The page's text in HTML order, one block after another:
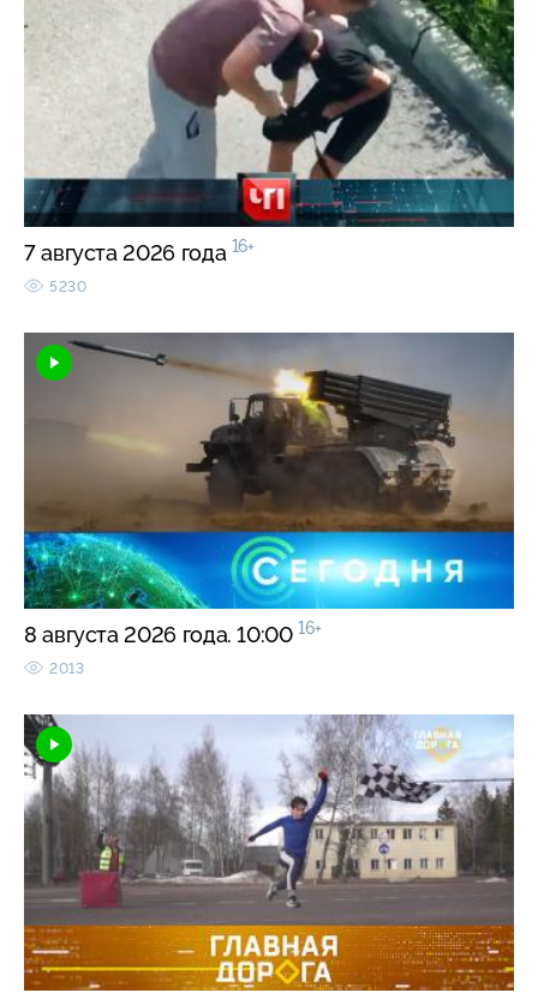
7 августа 2026 года 16+
5230
8 августа 2026 года. 10:00 16+
2013